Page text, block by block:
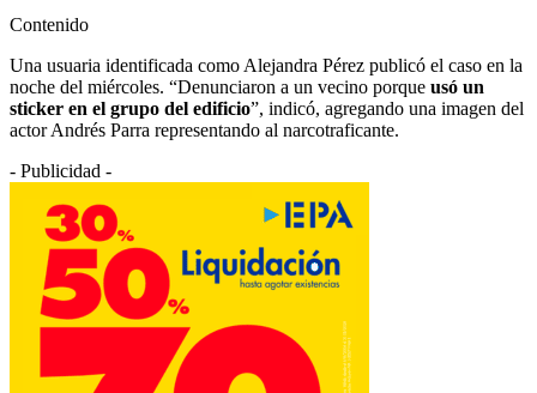
Contenido
Una usuaria identificada como Alejandra Pérez publicó el caso en la
noche del miércoles. “Denunciaron a un vecino porque usó un
sticker en el grupo del edificio”, indicó, agregando una imagen del
actor Andrés Parra representando al narcotraficante.
- Publicidad -